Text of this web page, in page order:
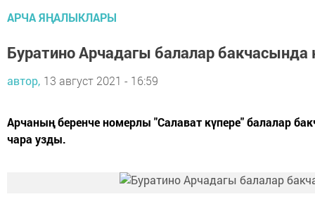
АРЧА ЯҢАЛЫКЛАРЫ
Буратино Арчадагы балалар
автор, 13 август 2021 - 16:59
Арчаның беренче номерлы "Салават күпере" балалар
чара узды.